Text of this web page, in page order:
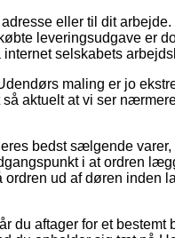
eller til dit arbejde.
leveringsudgave er
selskabets
maling er jo
aktuelt at vi ser
bedst sælgende
i at ordren
ud af døren inden
du aftager for et bestemt